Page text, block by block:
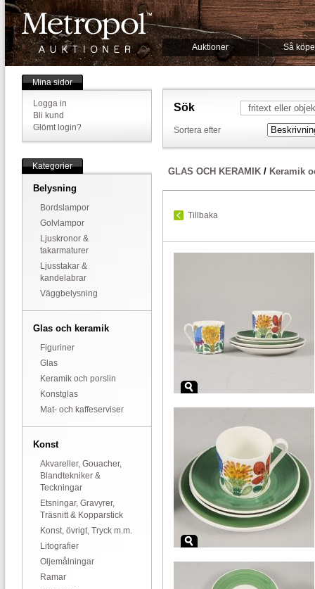
Auktioner Så
Mina sidor
Logga in
Bli kund
Glömt login?
Kategorier
Belysning
Bordslampor
Golvlampor
Ljuskronor &
takarmaturer
Ljusstakar &
kandelabrar
Väggbelysning
Glas och keramik
Figuriner
Glas
Keramik och porslin
Konstglas
Mat- och kaffeserviser
Konst
Akvareller, Gouacher,
Blandtekniker &
Teckningar
Etsningar, Gravyrer,
Träsnitt & Kopparstick
Konst, övrigt, Tryck m.m.
Litografier
Oljemålningar
Ramar
Sök
Sortera efter
GLAS OCH KERAMIK / Keramik
Tillbaka